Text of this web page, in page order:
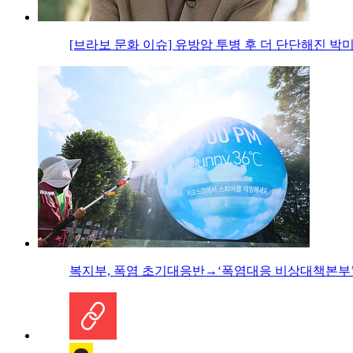
[브라보 문화 이슈] 유방암 투병 후 더 단단해진 박
복지부, 폭염 초기대응반→‘폭염대응 비상대책본부